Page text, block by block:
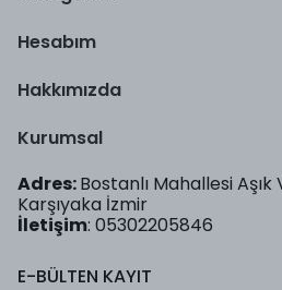
Hesabım
Hakkımızda
Kurumsal
Adres:Bostanlı Mahallesi
Karşıyaka İzmir
İletişim: 05302205846
E-BÜLTEN KAYIT